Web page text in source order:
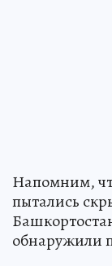
Напомним,
пытались
обнаружили